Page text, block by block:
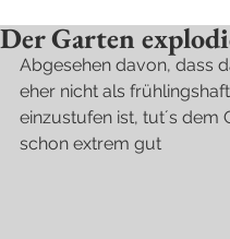
Der Garten
Abgesehen davon, dass
eher nicht als frühlingshaft
einzustufen ist, tut´s dem
schon extrem gut